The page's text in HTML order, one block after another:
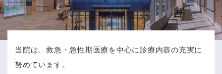
当院は、救急・急性期医療を中心に診療内容の充実に
努めています。